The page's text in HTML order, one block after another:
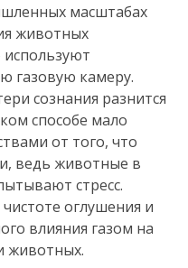
масштабах
животных
используют
газовую камеру.
сознания разнится
способе мало
от того, что
ведь животные в
стресс.
оглушения и
влияния газом на
животных.